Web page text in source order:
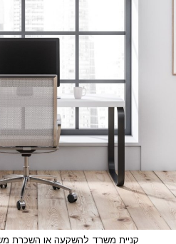
קניית משרד להשקעה או השכרת